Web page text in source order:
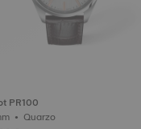
PR100
40 mm • Quarzo